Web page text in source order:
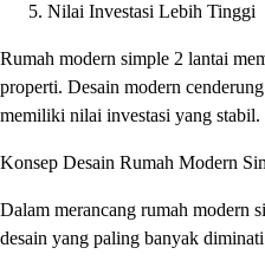
Nilai Investasi Lebih Tinggi
Rumah modern simple 2 lantai
properti. Desain modern
memiliki nilai investasi yang stabil.
Konsep Desain Rumah Modern
Dalam merancang rumah modern
desain yang paling banyak